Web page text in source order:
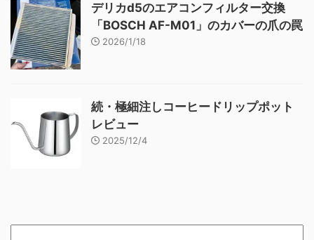
デリカd5のエアコンフィルター交換
「BOSCH AF-M01」のカバーの爪の罠
2026/1/18
続・極細注しコーヒードリップポット
レビュー
2025/12/4